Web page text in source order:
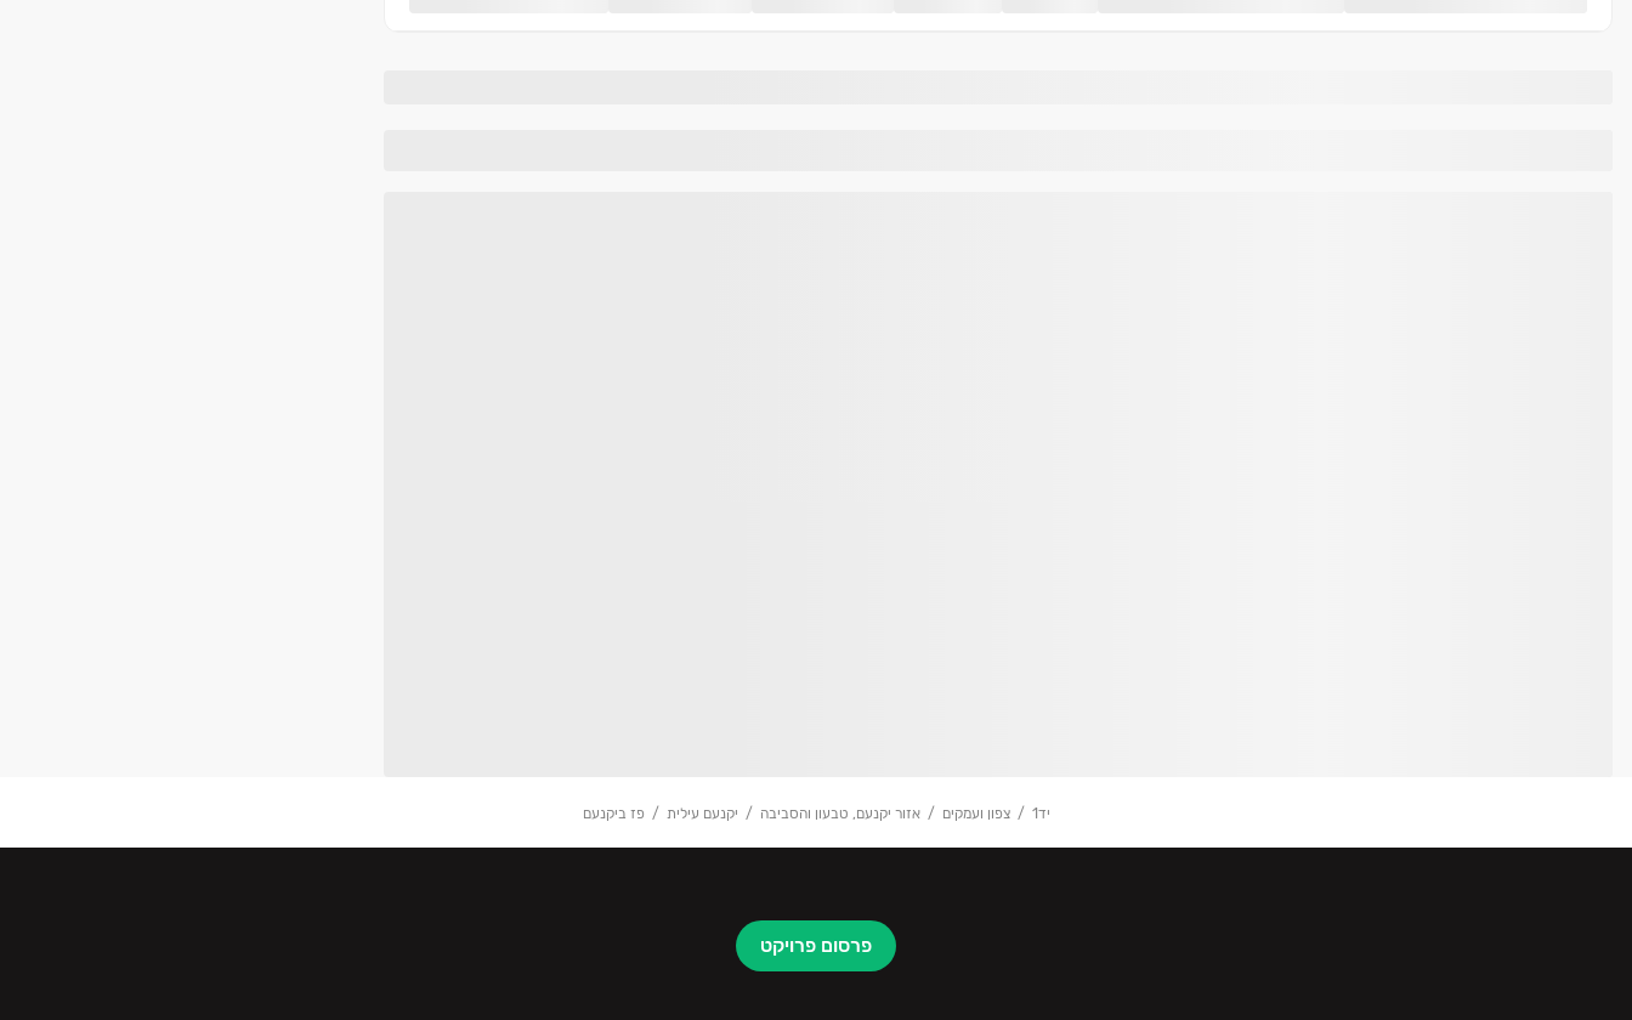
יד1 צפון ועמקים אזור יקנעם, טבעון והסביבה יקנעם עילית פז ביקנעם
פרסום פרויקט